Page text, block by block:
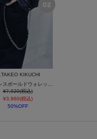
KIKUCHI
¥7,920(税込)
¥3,960(税込)
50%OFF